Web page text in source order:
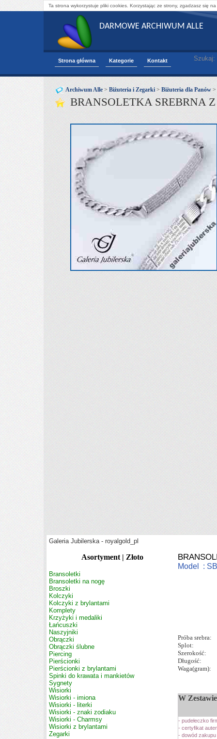
Ta strona wykorzystuje pliki cookies. Korzystając ze strony, zgadzasz się
DARMOWE ARCHIWUM ALLE
Strona główna Kategorie Kontakt Szukaj:
Archiwum Alle > Biżuteria i Zegarki > Biżuteria dla Panów >
BRANSOLETKA SREBRNA
Galeria Jubilerska - royalgold_pl
Asortyment | Złoto
Bransoletki
Bransoletki na nogę
Broszki
Kolczyki
Kolczyki z brylantami
Komplety
Krzyżyki i medaliki
Łańcuszki
Naszyjniki
Obrączki
Obrączki ślubne
Piercing
Pierścionki
Pierścionki z brylantami
Spinki do krawata i mankietów
Sygnety
Wisiorki
Wisiorki - imiona
Wisiorki - literki
Wisiorki - znaki zodiaku
Wisiorki - Charmsy
Wisiorki z brylantami
Zegarki
Model :
Próba srebra:
Splot:
Szerokość:
Długość:
Waga(gram):
W Zestawie
- pudełeczko
- certyfikat
- dowód zakupu